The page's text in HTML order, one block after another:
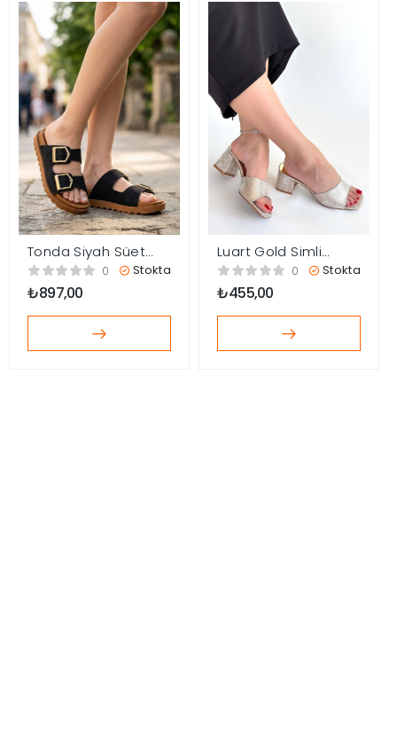
Tonda Siyah Süet
Tokalı Terlik 0 Stokta
₺897,00
Luart Gold Simli
Topuklu Terlik
0 Stokta
₺455,00